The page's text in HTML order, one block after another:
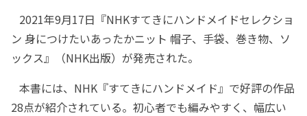
2021年9月17日『NHKすてきにハンドメイドセレクショ
ン 身につけたいあったかニット 帽子、手袋、巻き物、ソ
ックス』（NHK出版）が発売された。
本書には、NHK『すてきにハンドメイド』で好評の作品
28点が紹介されている。初心者でも編みやすく、幅広い